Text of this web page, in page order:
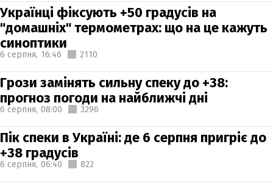
Українці фіксують +50 градусів на
"домашніх" термометрах: що на це кажуть
синоптики
6 серпня, 16:46 2110
Грози замінять сильну спеку до +38:
прогноз погоди на найближчі дні
6 серпня, 08:00 3296
Пік спеки в Україні: де 6 серпня пригріє до
+38 градусів
6 серпня, 06:40 822